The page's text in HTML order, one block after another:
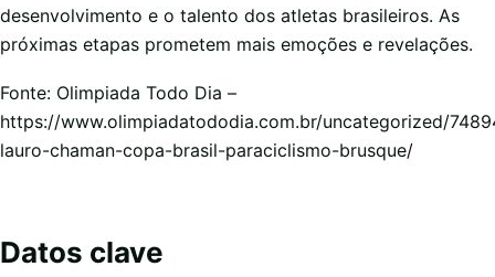
desenvolvimento e o talento dos atletas brasileiros. As
próximas etapas prometem mais emoções e revelações.
Fonte: Olimpiada Todo Dia –
https://www.olimpiadatododia.com.br/uncategorized/
lauro-chaman-copa-brasil-paraciclismo-brusque/
Datos clave